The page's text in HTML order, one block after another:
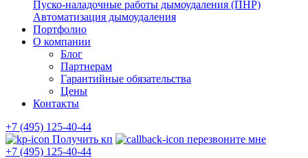
Пуско-наладочные работы дымоудаления (ПНР)
Автоматизация дымоудаления
Портфолио
О компании
Блог
Партнерам
Гарантийные обязательства
Цены
Контакты
+7 (495) 125-40-44
Получить кп
перезвоните мне
+7 (495) 125-40-44